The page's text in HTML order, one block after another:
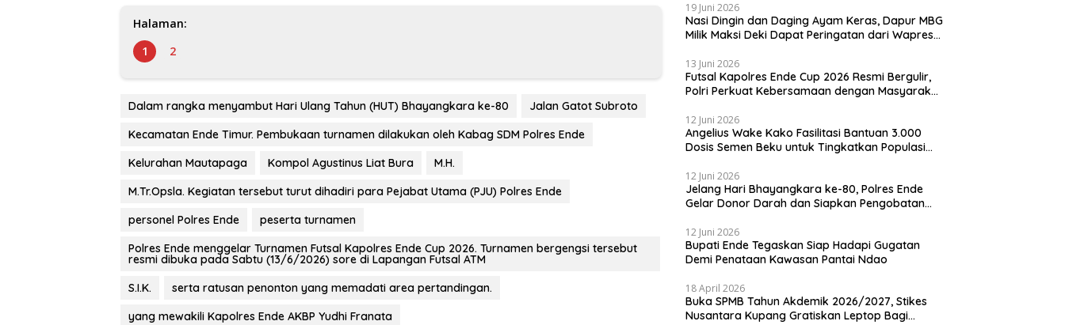
Halaman:
1
2
Dalam rangka menyambut Hari Ulang Tahun (HUT) Bhayangkara ke-80
Jalan Gatot Subroto
Kecamatan Ende Timur. Pembukaan turnamen dilakukan oleh Kabag SDM Polres Ende
Kelurahan Mautapaga
Kompol Agustinus Liat Bura
M.H.
M.Tr.Opsla. Kegiatan tersebut turut dihadiri para Pejabat Utama (PJU) Polres Ende
personel Polres Ende
peserta turnamen
Polres Ende menggelar Turnamen Futsal Kapolres Ende Cup 2026. Turnamen bergengsi tersebut
resmi dibuka pada Sabtu (13/6/2026) sore di Lapangan Futsal ATM
S.I.K.
serta ratusan penonton yang memadati area pertandingan.
yang mewakili Kapolres Ende AKBP Yudhi Franata
19 Juni 2026
Nasi Dingin dan Daging Ayam Keras, Dapur MBG
Milik Maksi Deki Dapat Peringatan dari Wapres
13 Juni 2026
Futsal Kapolres Ende Cup 2026 Resmi Bergulir,
Polri Perkuat Kebersamaan dengan Masyarakat
12 Juni 2026
Angelius Wake Kako Fasilitasi Bantuan 3.000
Dosis Semen Beku untuk Tingkatkan Populasi
12 Juni 2026
Jelang Hari Bhayangkara ke-80, Polres Ende
Gelar Donor Darah dan Siapkan Pengobatan
12 Juni 2026
Bupati Ende Tegaskan Siap Hadapi Gugatan
Demi Penataan Kawasan Pantai Ndao
18 April 2026
Buka SPMB Tahun Akdemik 2026/2027, Stikes
Nusantara Kupang Gratiskan Leptop Bagi